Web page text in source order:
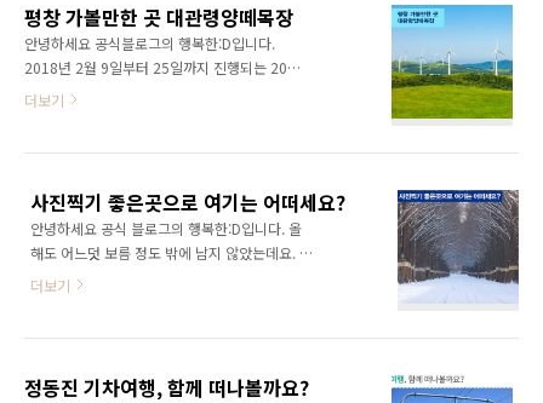
에게는 재미있는 체험학습장으로, 연인과 부부
에게는 즐거운 데이트 코..
습니다. 강릉 여행 : 강문해수욕장 강문해수욕장
은 연인들 사이에서 유명한 강릉 명소입니다. 그
만큼 예쁜 사진을 찍을 수 있는 특별한 포토스팟
이 많은데요. MBC 드라마 ‘그녀는 예뻤다’에서
었던 곳이기도 합니다. 강문해수욕장은 수심
바다색깔을 자랑하는데요. 이곳에서 스킨스쿠버
를 하면 유려한 바닷속 경치..
평창 가볼만한 곳 대관령양떼목장
안녕하세요 공식블로그의 행복한:D입니다.
2018년 2월 9일부터 25일까지 진행되는 2018
평창동계올림픽이 다가오고 있습니다. 2018 평
얼마 남지 않은 5월, 다채로운 볼거리가 가득한
평창으로 떠나보는 것은 어떨까요? 평창여행 (1)
대관령양떼목장 강원도 평창군 대관령면 대관령
마루길에 위치한 대관령양떼목장은 한국의 알프
목장에 방문하면 새하얀 양들이 초지 위에서 뛰
장 둘레에는 1.2Km의 산책로가 조성되어 있어
더보기
사진찍기 좋은곳으로 여기는 어떠세요?
안녕하세요 공식 블로그의 행복한:D입니다. 올
해도 어느덧 보름 정도 밖에 남지 않았는데요. 생
각해보면 16년이 정말 빨리 지나간 것 같아요.
기억을 그때, 그곳, 그 시간으로 되돌려 주는 역
더보기
정동진 기차여행, 함께 떠나볼까요?